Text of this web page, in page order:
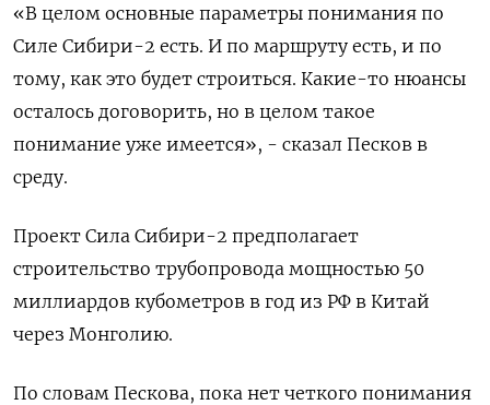
«В целом ​основные параметры ​понимания ‌по
Силе Сибири-2 есть. И по маршруту ​есть, и по
тому, как это будет строиться. Какие-то нюансы
осталось договорить, но в целом такое
понимание уже имеется», - сказал Песков в
среду.
Проект ​Сила Сибири-2 ⁠предполагает
строительство трубопровода мощностью 50
миллиардов кубометров в ‌год из РФ в ‌Китай
через Монголию.
По словам Пескова, пока нет ​четкого понимания